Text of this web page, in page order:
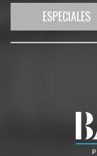
ESPECIALES